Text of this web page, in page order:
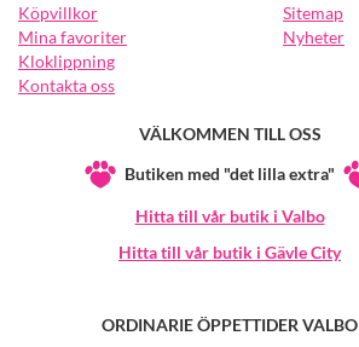
Köpvillkor
Mina favoriter
Kloklippning
Kontakta oss
Sitemap
Nyheter
VÄLKOMMEN TILL OSS
Butiken med "det lilla extra"
Hitta till vår butik i Valbo
Hitta till vår butik i Gävle City
ORDINARIE ÖPPETTIDER VALBO